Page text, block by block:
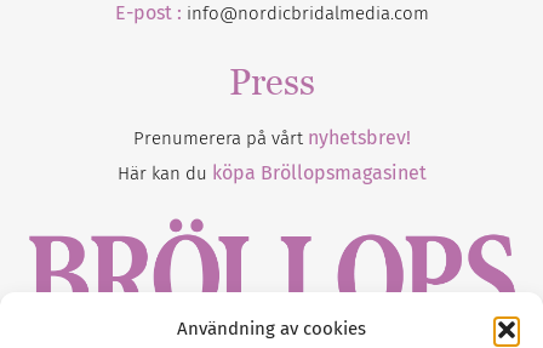
Användning av cookies
E-post : info@nordicbridalmedia.com
Press
Prenumerera på vårt nyhetsbrev!
Här kan du köpa Bröllopsmagasinet